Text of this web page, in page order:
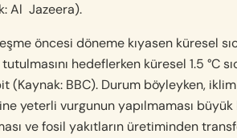
Al Jazeera).
öncesi döneme kıyasen küresel
hedeflerken küresel 1.5 °C
(Kaynak: BBC). Durum böyleyken,
yeterli vurgunun yapılmaması büyük
ve fosil yakıtların üretiminden